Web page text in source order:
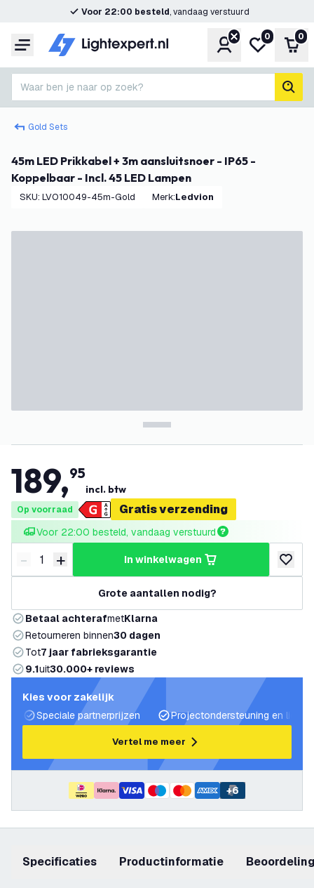
Voor 22:00 besteld, vandaag verstuurd
Menu Account
Mijn
0 0
Waar ben je naar op zoek?
Gold Sets
45m LED Prikkabel + 3m aansluitsnoer - IP65 -
Koppelbaar - Incl. 45 LED Lampen
SKU: LVO10049-45m-Gold Merk: Ledvion
189,95
incl. btw
Op voorraad Gratis verzending
Voor 22:00 besteld, vandaag verstuurd
Verminder hoeveelheid
- Verhoog hoeveelheid
+ in winkelwagen
Grote aantallen nodig?
Betaal achterafmetKlarna
Retourneren binnen30 dagen
Tot7 jaar fabrieksgarantie
9.1uit30.000+ reviews
Kies voor zakelijk
Speciale partnerprijzen
Projectondersteuning en
Vertel me meer
+6
Specificaties productinformatie